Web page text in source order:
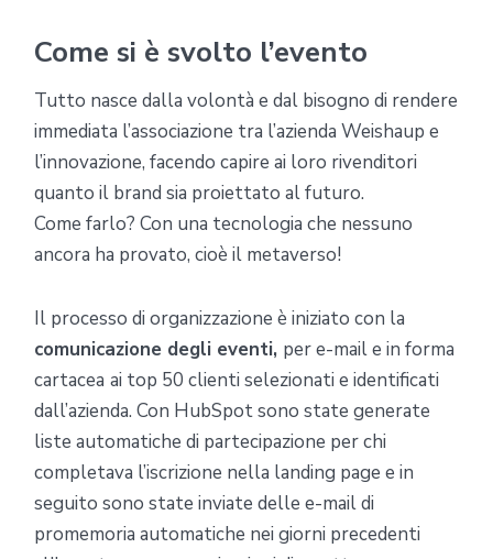
Come si è svolto l’evento
Tutto nasce dalla volontà e dal bisogno di rendere
immediata l’associazione tra l’azienda Weishaup e
l’innovazione, facendo capire ai loro rivenditori
quanto il brand sia proiettato al futuro.
Come farlo? Con una tecnologia che nessuno
ancora ha provato, cioè il metaverso!
Il processo di organizzazione è iniziato con la
comunicazione degli eventi, per e-mail e in forma
cartacea ai top 50 clienti selezionati e identificati
dall’azienda. Con HubSpot sono state generate
liste automatiche di partecipazione per chi
completava l’iscrizione nella landing page e in
seguito sono state inviate delle e-mail di
promemoria automatiche nei giorni precedenti